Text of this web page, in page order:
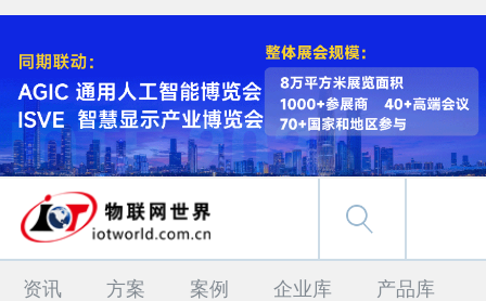
资讯 方案 案例 企业库 产品库